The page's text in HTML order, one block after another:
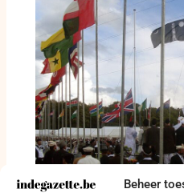
Beheer
Indegazette.be midden